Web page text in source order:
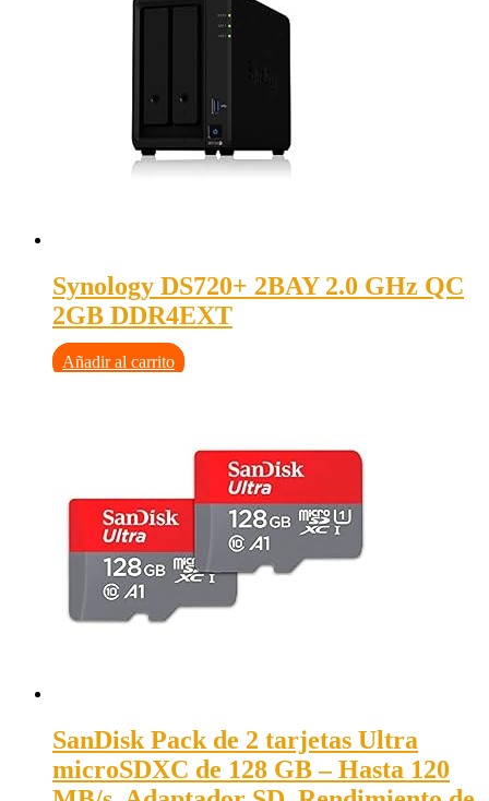
Synology DS720+ 2BAY 2.0 GHz QC
2GB DDR4EXT
Añadir al carrito
SanDisk Pack de 2 tarjetas Ultra
microSDXC de 128 GB – Hasta 120